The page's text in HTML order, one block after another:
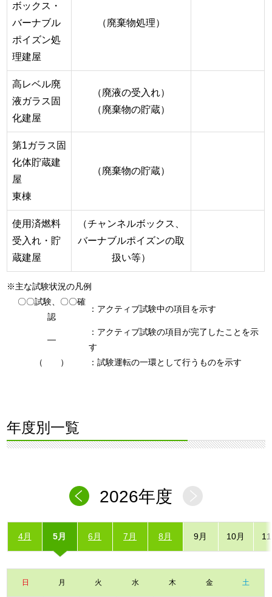
ボックス・
バーナブル
ポイズン処
理建屋
（廃棄物処理）
高レベル廃
液ガラス固
化建屋
（廃液の受入れ）
（廃棄物の貯蔵）
第1ガラス固
化体貯蔵建
屋
東棟
（廃棄物の貯蔵）
使用済燃料
受入れ・貯
蔵建屋
（チャンネルボックス、
バーナブルポイズンの取
扱い等）
※主な試験状況の凡例
〇〇試験、〇〇確
認
：アクティブ試験中の項目を示す
―
：アクティブ試験の項目が完了したことを示
す
（ ）
：試験運転の一環として行うものを示す
年度別一覧
2026年度
4月 5月 6月 7月 8月 9月 10月
日 月 火 水 木 金 土